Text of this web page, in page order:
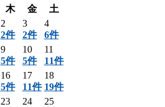
木 金
土
2
2件
3
2件
4
6件
9
5件
10
5件
11
11件
16
5件
17
11件
18
19件
23
24
25